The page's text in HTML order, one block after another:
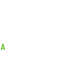
A